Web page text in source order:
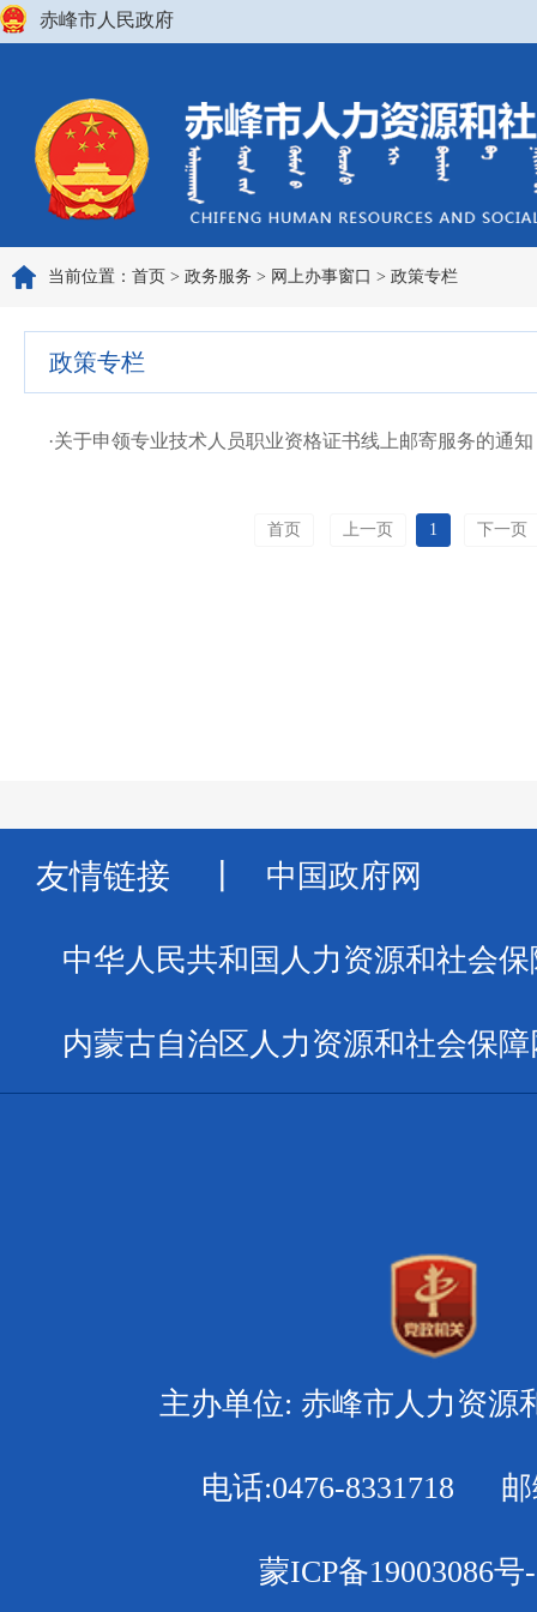
赤峰市人民政府
当前位置： 首页 > 政务服务 > 网上办事窗口 > 政策专栏
政策专栏
·关于申领专业技术人员职业资格证书线上邮寄服务的通知
首页 上一页 1 下一页
友情链接 中国政府网
中华人民共和国人力资源和社会
内蒙古自治区人力资源和社会保障
主办单位: 赤峰市人力资源
电话:0476-8331718 邮
蒙ICP备19003086号